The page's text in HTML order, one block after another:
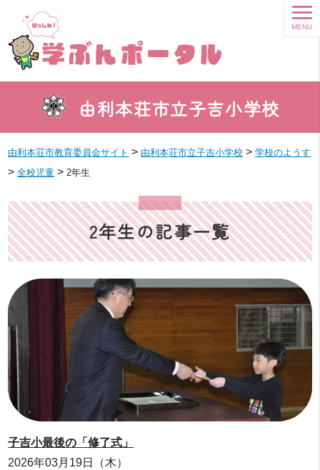
由利本荘市立子吉小学校
MENU
由利本荘市教育委員会サイト > 由利本荘市立子吉小学校 >学校のようす
>全校児童 > 2年生
2年生の記事一覧
子吉小最後の「修了式」
2026年03月19日（木）